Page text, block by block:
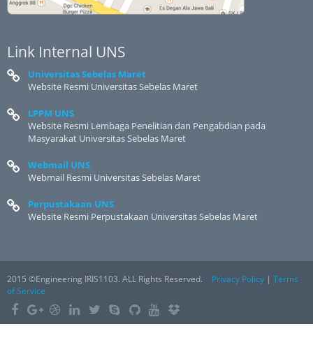
Link Internal UNS
Universitas Sebelas Maret
Website Resmi Universitas Sebelas Maret
LPPM UNS
Website Resmi Lembaga Penelitian dan Pengabdian pada
Masyarakat Universitas Sebelas Maret
Webmail UNS
Webmail Resmi Universitas Sebelas Maret
Perpustakaan UNS
Website Resmi Perpustakaan Universitas Sebelas Maret
2015 ©Engineering IRIS1103. ALL Rights Reserved. Privacy Policy | Terms
of Service